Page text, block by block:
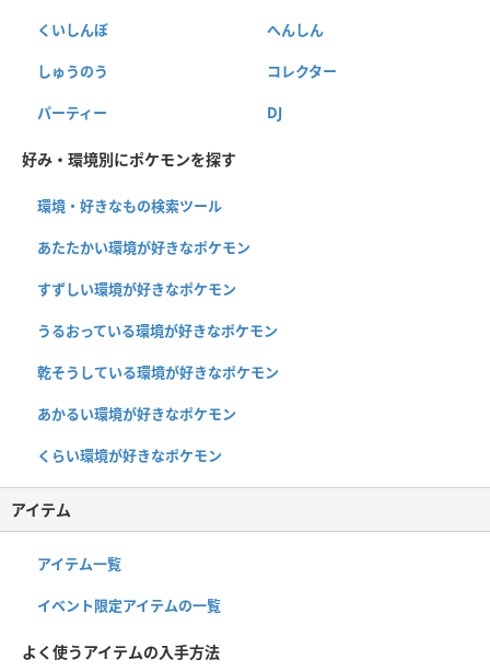
くいしんぼ へんしん
しゅうのう コレクター
パーティー DJ
好み・環境別にポケモンを探す
環境・好きなもの検索ツール
あたたかい環境が好きなポケモン
すずしい環境が好きなポケモン
うるおっている環境が好きなポケモン
乾そうしている環境が好きなポケモン
あかるい環境が好きなポケモン
くらい環境が好きなポケモン
アイテム
アイテム一覧
イベント限定アイテムの一覧
よく使うアイテムの入手方法